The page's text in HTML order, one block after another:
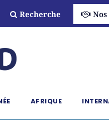
Recherche
AFRIQUE